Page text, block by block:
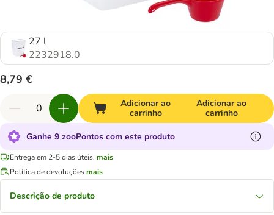
27 l
2232918.0
8,79 €
Adicionar ao
carrinho
Adicionar ao
carrinho
Ganhe 9 zooPontos com este produto
Entrega em 2-5 dias úteis. mais
Política de devoluçõesmais
Descrição de produto